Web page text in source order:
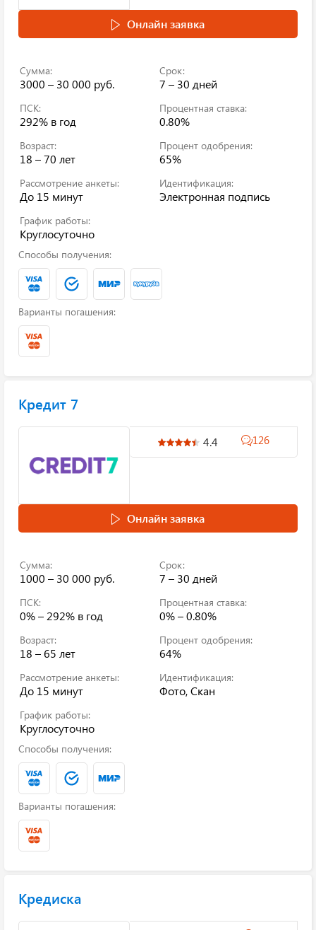
Онлайн заявка
Сумма:
3000 – 30 000 руб.
Срок:
7 – 30 дней
ПСК:
292% в год
Процентная ставка:
0.80%
Возраст:
18 – 70 лет
Процент одобрения:
65%
Рассмотрение анкеты:
До 15 минут
Идентификация:
Электронная подпись
График работы:
Круглосуточно
Способы получения:
Варианты погашения:
Кредит 7
4.4 126
Онлайн заявка
Сумма:
1000 – 30 000 руб.
Срок:
7 – 30 дней
ПСК:
0% – 292% в год
Процентная ставка:
0% – 0.80%
Возраст:
18 – 65 лет
Процент одобрения:
64%
Рассмотрение анкеты:
До 15 минут
Идентификация:
Фото, Скан
График работы:
Круглосуточно
Способы получения:
Варианты погашения:
Кредиска